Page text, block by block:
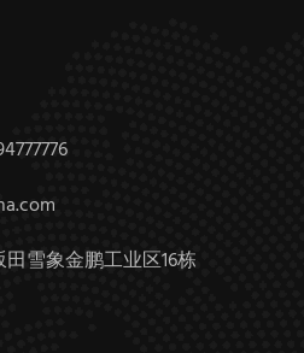
雪象金鹏工业区16栋